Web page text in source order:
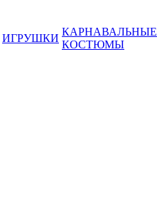
ИГРУШКИ
КАРНАВАЛЬНЫЕ
КОСТЮМЫ